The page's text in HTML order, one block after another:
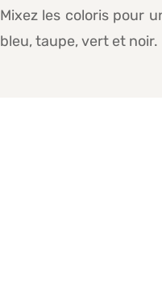
Mixez les coloris pour
bleu, taupe, vert et noir.